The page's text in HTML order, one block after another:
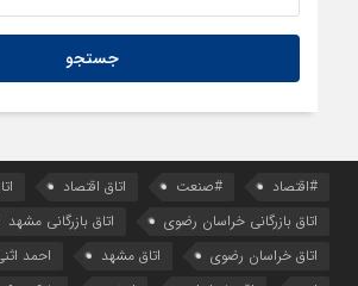
#اقتصاد #صنعت اتاق اقتصاد
اتاق بازرگانی خراسان رضوی
اتاق بازرگانی مشهد
اتاق خراسان رضوی
اتاق مشهد
احمد